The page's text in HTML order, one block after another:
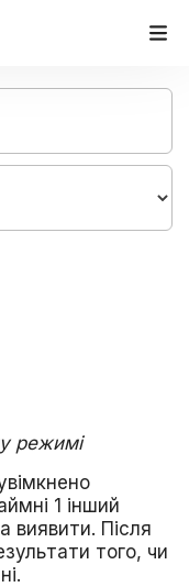
режимі
1 інший
виявити. Після
того, чи